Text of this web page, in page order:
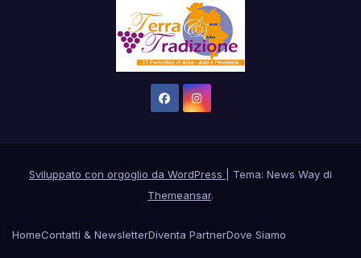
Sviluppato con orgoglio da WordPress
Tema: News Way di
Themeansar.
HomeContatti & NewsletterDiventa PartnerDove Siamo